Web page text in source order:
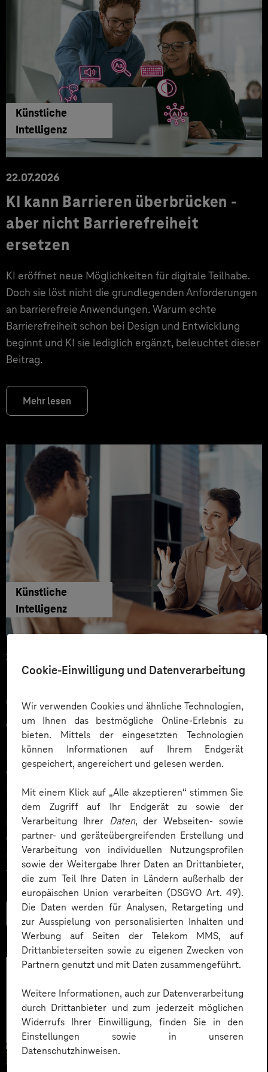
Cookie-Einwilligung und Datenverarbeitung
Wir verwenden Cookies und ähnliche Technologien,
um Ihnen das bestmögliche Online-Erlebnis zu
bieten. Mittels der eingesetzten Technologien
können Informationen auf Ihrem Endgerät
gespeichert, angereichert und gelesen werden.
Mit einem Klick auf „Alle akzeptieren“ stimmen Sie
dem Zugriff auf Ihr Endgerät zu sowie der
Verarbeitung Ihrer Daten, der Webseiten- sowie
partner- und geräteübergreifenden Erstellung und
Verarbeitung von individuellen Nutzungsprofilen
sowie der Weitergabe Ihrer Daten an Drittanbieter,
die zum Teil Ihre Daten in Ländern außerhalb der
europäischen Union verarbeiten (DSGVO Art. 49).
Die Daten werden für Analysen, Retargeting und
zur Ausspielung von personalisierten Inhalten und
Werbung auf Seiten der Telekom MMS, auf
Drittanbieterseiten sowie zu eigenen Zwecken von
Partnern genutzt und mit Daten zusammengeführt.
Weitere Informationen, auch zur Datenverarbeitung
durch Drittanbieter und zum jederzeit möglichen
Widerrufs Ihrer Einwilligung, finden Sie in den
Einstellungen sowie in unseren
Datenschutzhinweisen.
Künstliche
Intelligenz
22.07.2026
KI kann Barrieren überbrücken -
aber nicht Barrierefreiheit
ersetzen
KI eröffnet neue Möglichkeiten für digitale Teilhabe.
Doch sie löst nicht die grundlegenden Anforderungen
an barrierefreie Anwendungen. Warum echte
Barrierefreiheit schon bei Design und Entwicklung
beginnt und KI sie lediglich ergänzt, beleuchtet dieser
Beitrag.
Mehr lesen
Künstliche
Intelligenz
29.06.2026
KI‑Agenten im HR: Konkrete Use
Cases, KPIs und Governance
entlang der Employee Journey
KI‑Agenten im HR sind mehr als Chatbots: Sie
orchestrieren Prozesse entlang der gesamten
Employee Journey und schaffen messbaren Business
Impact. Der Beitrag zeigt konkrete Use Cases,
relevante KPIs für den Mittelstand sowie
Governance‑Leitplanken zu EU AI Act und DSGVO –
und liefert ein praxisnahes Priorisierungsframework
für HR‑Entscheider*innen.
Mehr lesen